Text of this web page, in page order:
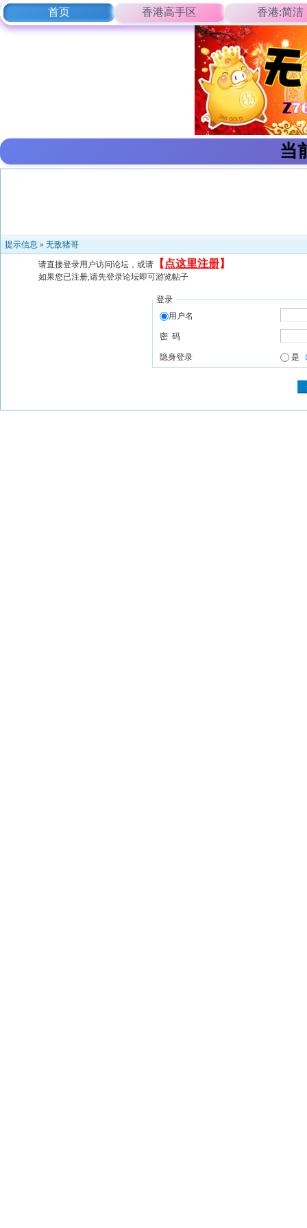
首页 香港高手区 香港:简洁
当
提示信息 » 无敌猪哥
请直接登录用户访问论坛，或请 【 点这里注册】
如果您已注册,请先登录论坛即可游览帖子
登录
用户名
密 码
隐身登录 是